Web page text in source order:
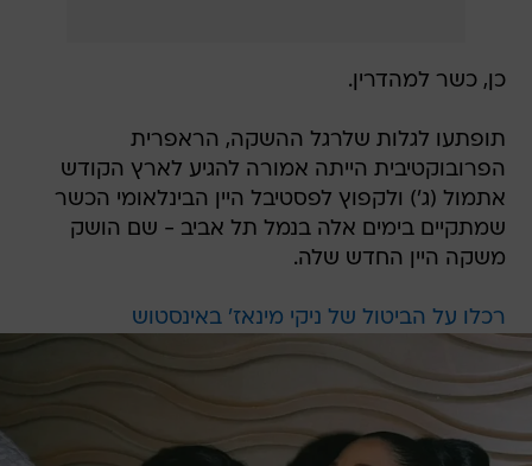
כן, כשר למהדרין.
תופתעו לגלות שלרגל ההשקה, הראפרית
הפרובוקטיבית הייתה אמורה להגיע לארץ הקודש
אתמול (ג') ולקפוץ לפסטיבל היין הבינלאומי הכשר
שמתקיים בימים אלה בנמל תל אביב - שם הושק
משקה היין החדש שלה.
רכלו על הביטול של ניקי מינאז' באינסטוש